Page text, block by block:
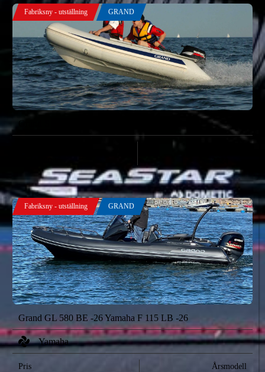
Fabriksny - utställning GRAND
Fabriksny - utställning GRAND
Grand GL 580 BE -26 Yamaha F 115 LB -26
Yamaha
Pris
Årsmodell